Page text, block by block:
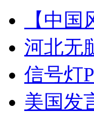
【中
河北无
信号灯
美国发